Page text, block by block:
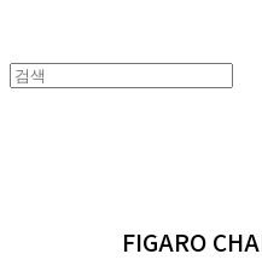
FIGARO